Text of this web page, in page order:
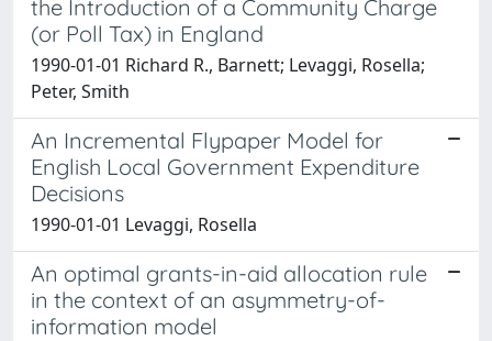
the Introduction of a Community Charge
(or Poll Tax) in England
1990-01-01 Richard R., Barnett; Levaggi, Rosella;
Peter, Smith
An Incremental Flypaper Model for
English Local Government Expenditure
Decisions
1990-01-01 Levaggi, Rosella
An optimal grants-in-aid allocation rule
in the context of an asymmetry-of-
information model